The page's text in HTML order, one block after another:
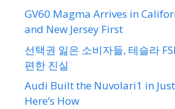
GV60 Magma Arrives in
and New Jersey First
선택권 잃은 소비자들, 테슬라
편한 진실
Audi Built the Nuvolari1 in
Here’s How